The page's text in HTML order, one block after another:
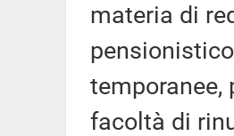
materia di
temporanee,
facoltà di